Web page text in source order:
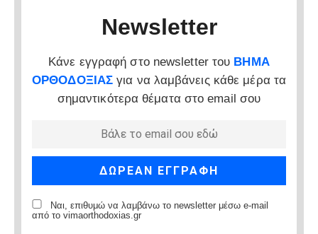
Newsletter
Κάνε εγγραφή στο newsletter του ΒΗΜΑ
ΟΡΘΟΔΟΞΙΑΣ για να λαμβάνεις κάθε μέρα τα
σημαντικότερα θέματα στο email σου
Ναι, επιθυμώ να λαμβάνω το newsletter μέσω e-mail
από το vimaorthodoxias.gr